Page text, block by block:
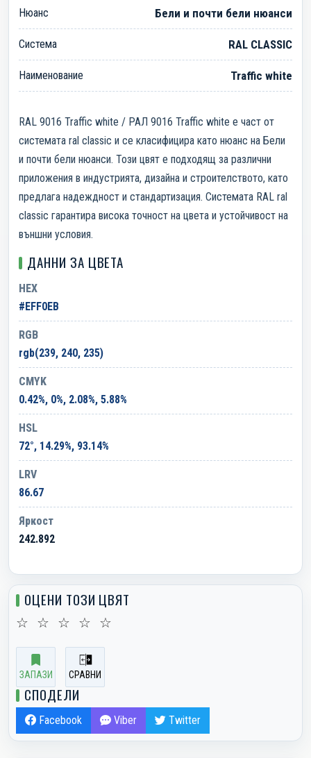
Нюанс Бели и почти бели нюанси
Система RAL CLASSIC
Наименование Traffic white
RAL 9016 Traffic white / РАЛ 9016 Traffic white е част от
системата ral classic и се класифицира като нюанс на Бели
и почти бели нюанси. Този цвят е подходящ за различни
приложения в индустрията, дизайна и строителството, като
предлага надеждност и стандартизация. Системата RAL ral
classic гарантира висока точност на цвета и устойчивост на
външни условия.
ДАННИ ЗА ЦВЕТА
HEX
#EFF0EB
RGB
rgb(239, 240, 235)
CMYK
0.42%, 0%, 2.08%, 5.88%
HSL
72°, 14.29%, 93.14%
LRV
86.67
Яркост
242.892
ОЦЕНИ ТОЗИ ЦВЯТ
☆ ☆ ☆ ☆ ☆
ЗАПАЗИ СРАВНИ
СПОДЕЛИ
Facebook Viber Twitter